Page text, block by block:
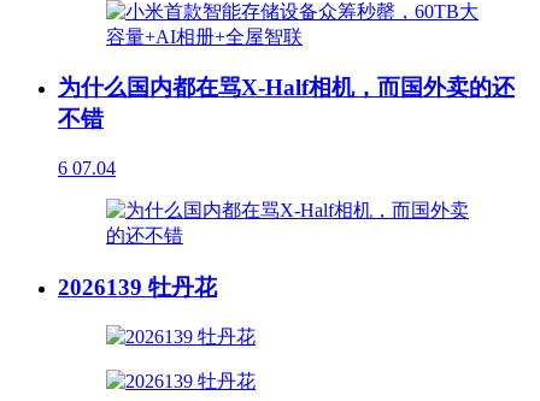
为什么国内都在骂X-Half相机，而国外卖的还
不错
6 07.04
2026139 牡丹花